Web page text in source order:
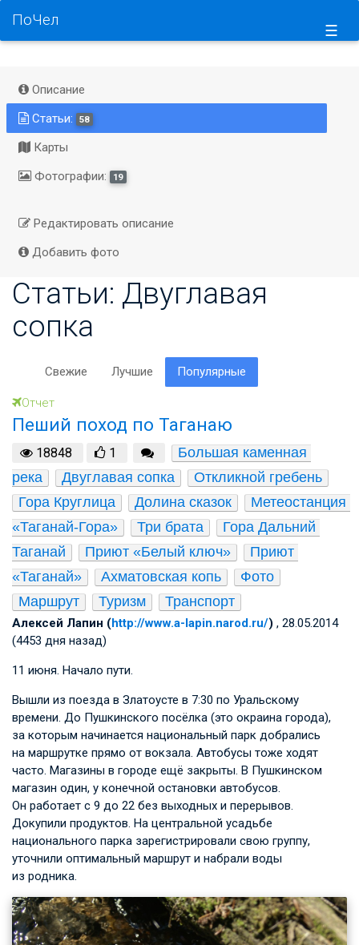
☰
ПоЧел
Описание
Статьи:
58
Карты
Фотографии:
19
Редактировать описание
Добавить фото
Статьи: Двуглавая
сопка
Свежие Лучшие Популярные
Отчет
Пеший поход по Таганаю
18848 1
Большая каменная
река
Двуглавая сопка
Откликной гребень
Гора Круглица
Долина сказок
Метеостанция
«Таганай-Гора»
Три брата
Гора Дальний
Таганай
Приют «Белый ключ»
Приют
«Таганай»
Ахматовская копь
Фото
Маршрут
Туризм Транспорт
Алексей Лапин (http://www.a-lapin.narod.ru/) , 28.05.2014
(4453 дня назад)
11 июня. Начало пути.
Вышли из поезда в Златоусте в 7:30 по Уральскому
времени. До Пушкинского посёлка (это окраина города),
за которым начинается национальный парк добрались
на маршрутке прямо от вокзала. Автобусы тоже ходят
часто. Магазины в городе ещё закрыты. В Пушкинском
магазин один, у конечной остановки автобусов.
Он работает с 9 до 22 без выходных и перерывов.
Докупили продуктов. На центральной усадьбе
национального парка зарегистрировали свою группу,
уточнили оптимальный маршрут и набрали воды
из родника.